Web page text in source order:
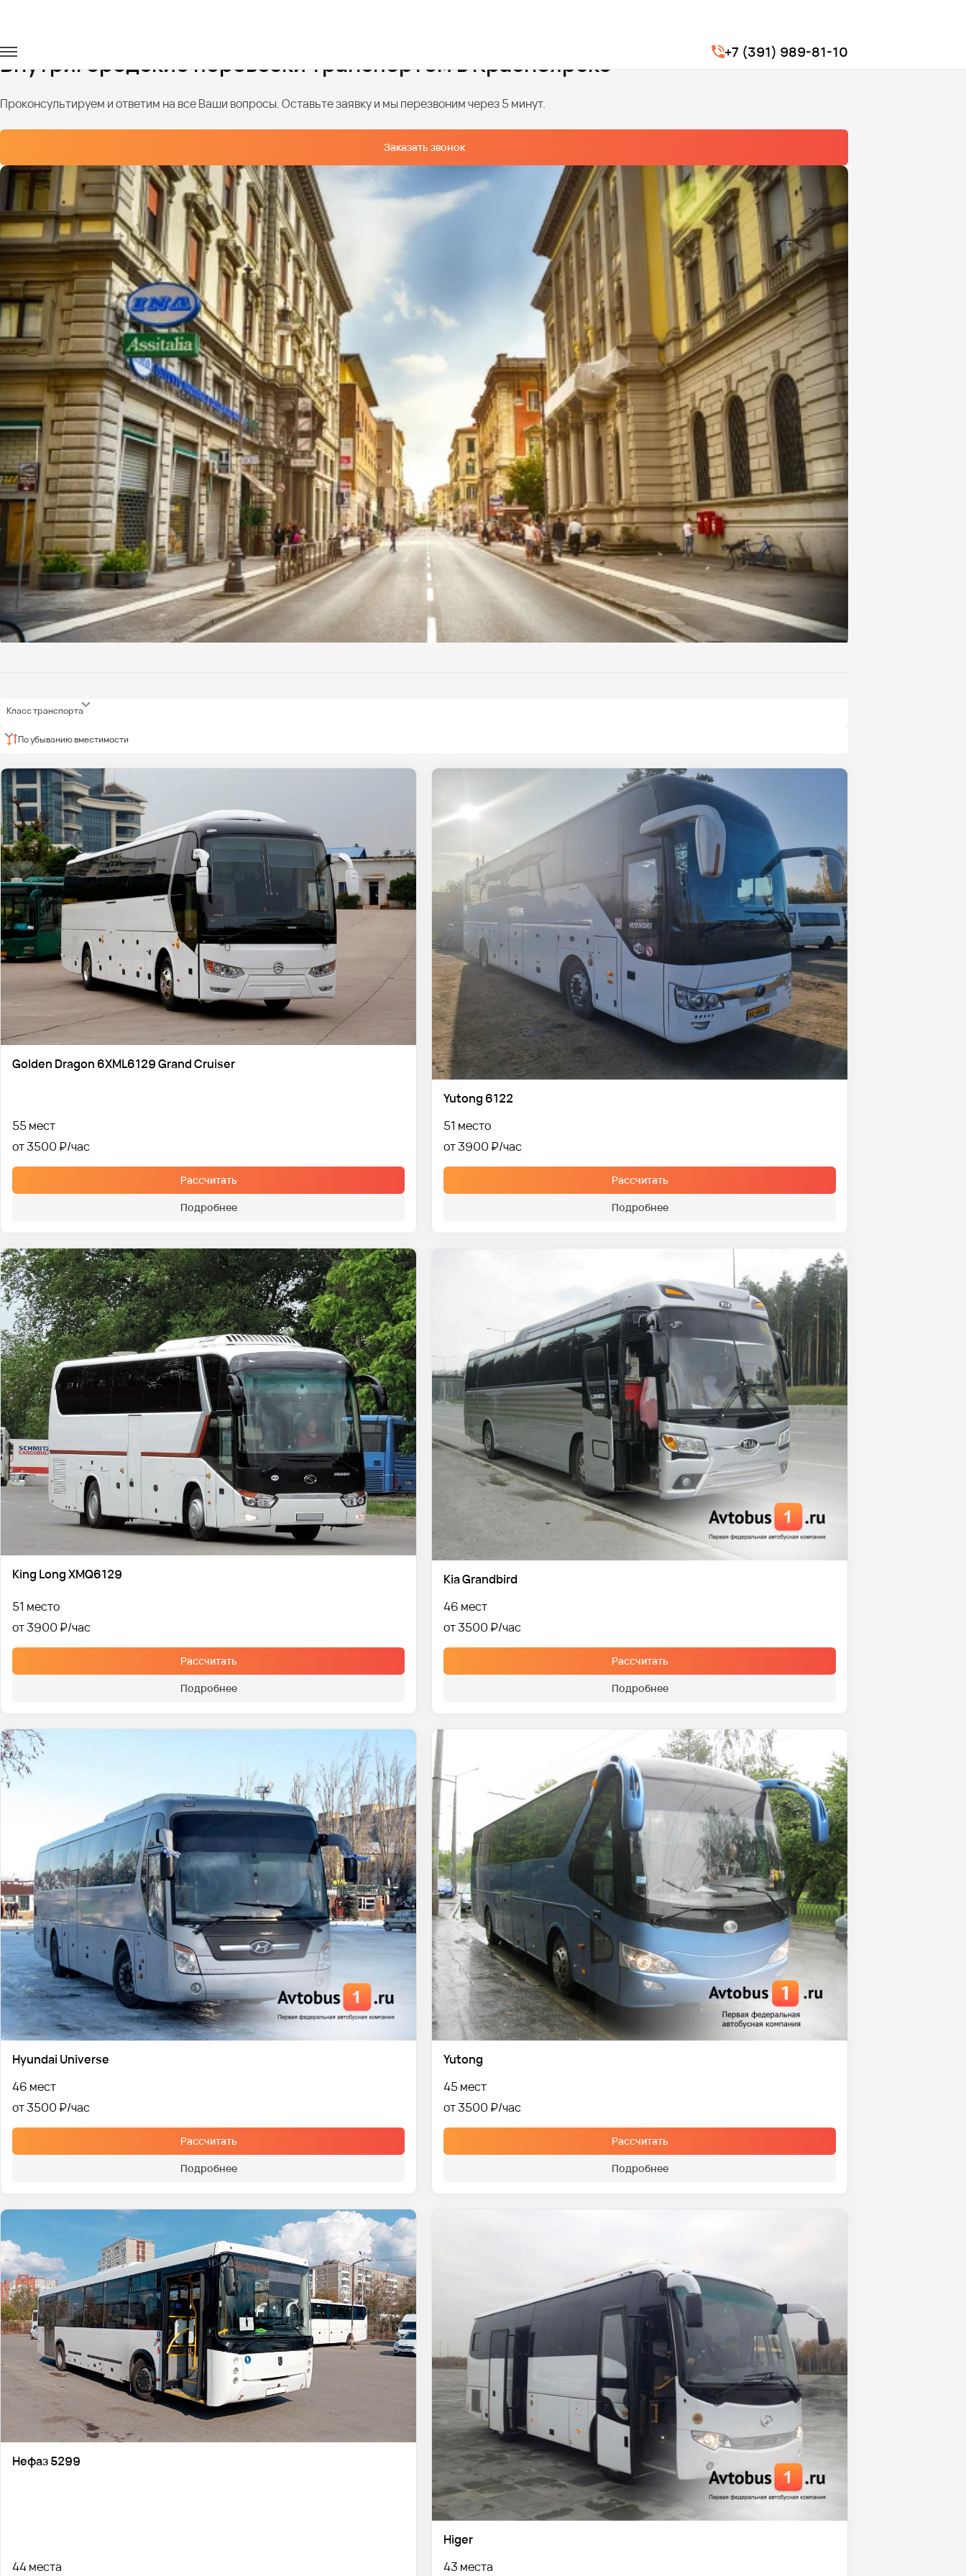
+7 (391) 989-81-10
Внутригородские перевозки транспортом в Красноярске
Проконсультируем и ответим на все Ваши вопросы. Оставьте заявку и мы перезвоним через 5 минут.
Заказать звонок
Класс транспорта
По убыванию вместимости
Golden Dragon 6XML6129 Grand Cruiser
55 мест
от 3500 ₽
Рассчитать
Подробнее
Yutong 6122
51 место
от 3900 ₽
Рассчитать
Подробнее
King Long XMQ6129
51 место
от 3900 ₽
Рассчитать
Подробнее
Kia Grandbird
46 мест
от 3500 ₽
Рассчитать
Подробнее
Hyundai Universe
46 мест
от 3500 ₽
Рассчитать
Подробнее
Yutong
45 мест
от 3500 ₽
Рассчитать
Подробнее
Нефаз 5299
44 места
Higer
43 места